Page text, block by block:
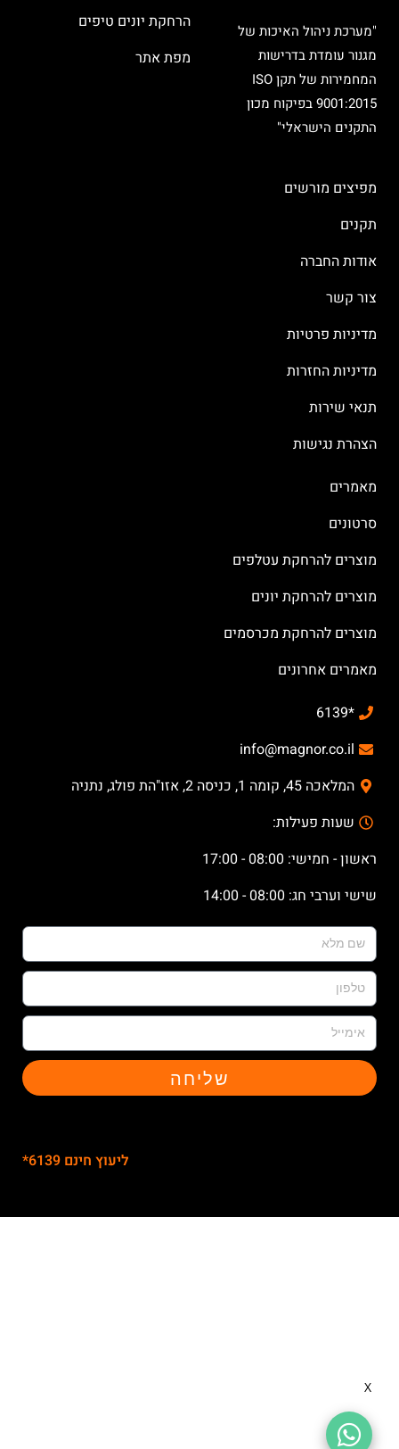
"מערכת ניהול האיכות של
מגנור עומדת בדרישות
המחמירות של תקן ISO
9001:2015 בפיקוח מכון
התקנים הישראלי"
הרחקת יונים טיפים
מפת אתר
מפיצים מורשים
תקנים
אודות החברה
צור קשר
מדיניות פרטיות
מדיניות החזרות
תנאי שירות
הצהרת נגישות
מאמרים
סרטונים
מוצרים להרחקת עטלפים
מוצרים להרחקת יונים
מוצרים להרחקת מכרסמים
מאמרים אחרונים
*6139
info@magnor.co.il
המלאכה 45, קומה 1, כניסה 2, אזו"הת פולג, נתניה
שעות פעילות:
ראשון - חמישי: 08:00 - 17:00
שישי וערבי חג: 08:00 - 14:00
שליחה
ליעוץ חינם 6139*
X